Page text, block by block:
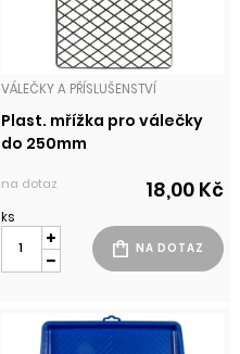
VÁLEČKY A PŘÍSLUŠENSTVÍ
Plast. mřížka pro válečky
do 250mm
na dotaz 18,00 Kč
ks